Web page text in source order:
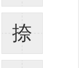
捺